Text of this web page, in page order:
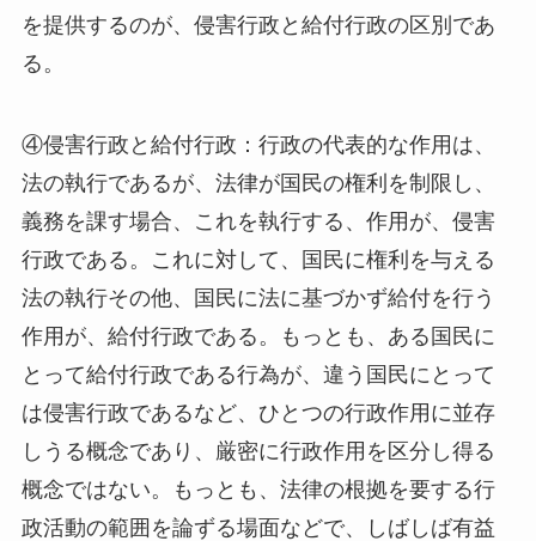
を提供するのが、侵害行政と給付行政の区別であ
る。
④侵害行政と給付行政：行政の代表的な作用は、
法の執行であるが、法律が国民の権利を制限し、
義務を課す場合、これを執行する、作用が、侵害
行政である。これに対して、国民に権利を与える
法の執行その他、国民に法に基づかず給付を行う
作用が、給付行政である。もっとも、ある国民に
とって給付行政である行為が、違う国民にとって
は侵害行政であるなど、ひとつの行政作用に並存
しうる概念であり、厳密に行政作用を区分し得る
概念ではない。もっとも、法律の根拠を要する行
政活動の範囲を論ずる場面などで、しばしば有益